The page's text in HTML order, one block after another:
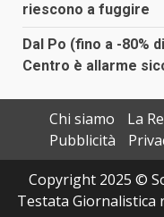
riescono a fuggire
Dal Po (fino a -80%
Centro è allarme
Chi siamo
La
Pubblicità
Copyright 2025 ©
Testata Giornalistica